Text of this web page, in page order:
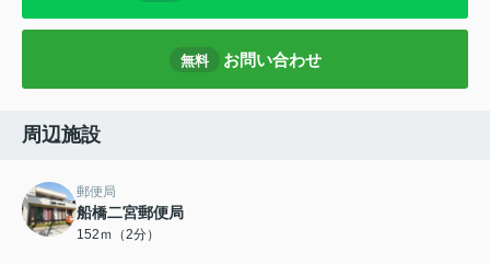
無料 お問い合わせ
周辺施設
郵便局
船橋二宮郵便局
152ｍ（2分）